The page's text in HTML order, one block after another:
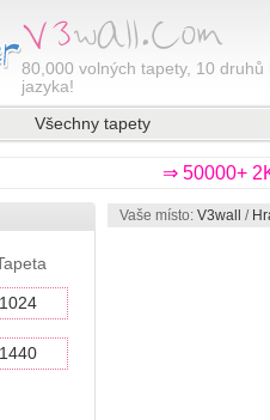
80,000 volných tapety, 10 druhů
jazyka!
Všechny tapety
⇒ 50000+
Vaše místo: V3wall /